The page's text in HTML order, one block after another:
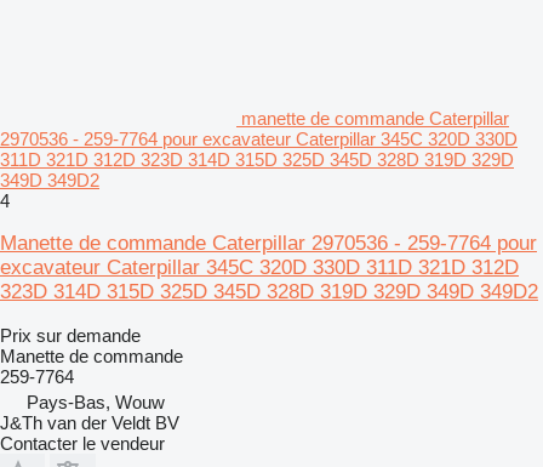
manette de commande Caterpillar
2970536 - 259-7764 pour excavateur Caterpillar 345C 320D 330D
311D 321D 312D 323D 314D 315D 325D 345D 328D 319D 329D
349D 349D2
4
Manette de commande Caterpillar 2970536 - 259-7764 pour
excavateur Caterpillar 345C 320D 330D 311D 321D 312D
323D 314D 315D 325D 345D 328D 319D 329D 349D 349D2
Prix sur demande
Manette de commande
259-7764
Pays-Bas, Wouw
J&Th van der Veldt BV
Contacter le vendeur